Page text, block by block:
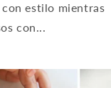
estilo mientras
con...